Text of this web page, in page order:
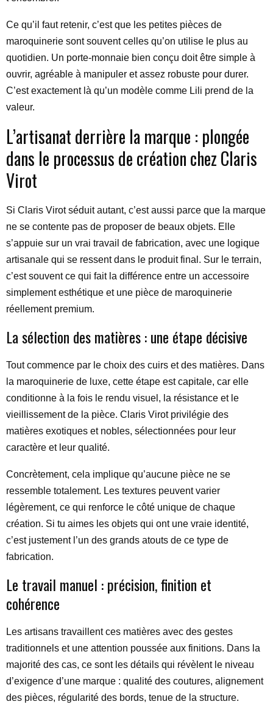
Ce qu’il faut retenir, c’est que les petites pièces de
maroquinerie sont souvent celles qu’on utilise le plus au
quotidien. Un porte-monnaie bien conçu doit être simple à
ouvrir, agréable à manipuler et assez robuste pour durer.
C’est exactement là qu’un modèle comme Lili prend de la
valeur.
L’artisanat derrière la marque : plongée
dans le processus de création chez Claris
Virot
Si Claris Virot séduit autant, c’est aussi parce que la marque
ne se contente pas de proposer de beaux objets. Elle
s’appuie sur un vrai travail de fabrication, avec une logique
artisanale qui se ressent dans le produit final. Sur le terrain,
c’est souvent ce qui fait la différence entre un accessoire
simplement esthétique et une pièce de maroquinerie
réellement premium.
La sélection des matières : une étape décisive
Tout commence par le choix des cuirs et des matières. Dans
la maroquinerie de luxe, cette étape est capitale, car elle
conditionne à la fois le rendu visuel, la résistance et le
vieillissement de la pièce. Claris Virot privilégie des
matières exotiques et nobles, sélectionnées pour leur
caractère et leur qualité.
Concrètement, cela implique qu’aucune pièce ne se
ressemble totalement. Les textures peuvent varier
légèrement, ce qui renforce le côté unique de chaque
création. Si tu aimes les objets qui ont une vraie identité,
c’est justement l’un des grands atouts de ce type de
fabrication.
Le travail manuel : précision, finition et
cohérence
Les artisans travaillent ces matières avec des gestes
traditionnels et une attention poussée aux finitions. Dans la
majorité des cas, ce sont les détails qui révèlent le niveau
d’exigence d’une marque : qualité des coutures, alignement
des pièces, régularité des bords, tenue de la structure.